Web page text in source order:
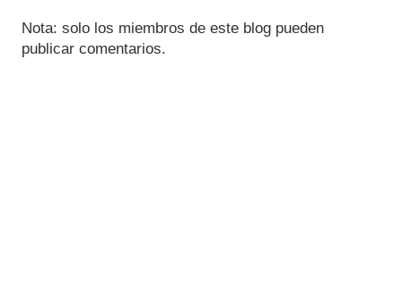
Nota: solo los miembros de este blog pueden
publicar comentarios.